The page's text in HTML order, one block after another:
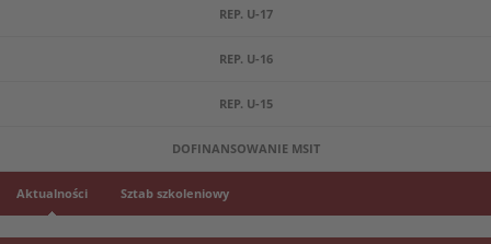
REP. U-17
REP. U-16
REP. U-15
DOFINANSOWANIE MSIT
Aktualności Sztab szkoleniowy